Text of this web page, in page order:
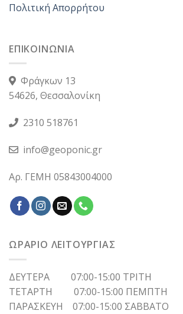
Πολιτική Απορρήτου
ΕΠΙΚΟΙΝΩΝΙΑ
Φράγκων 13
54626, Θεσσαλονίκη
2310 518761
info@geoponic.gr
Αρ. ΓΕΜΗ 05843004000
ΩΡΑΡΙΟ ΛΕΙΤΟΥΡΓΙΑΣ
ΔΕΥΤΕΡΑ 07:00-15:00 ΤΡΙΤΗ
ΤΕΤΑΡΤΗ 07:00-15:00 ΠΕΜΠΤΗ
ΠΑΡΑΣΚΕΥΗ 07:00-15:00 ΣΑΒΒΑΤΟ